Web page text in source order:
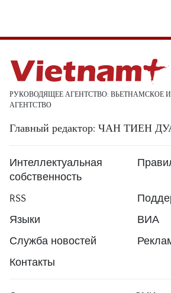
РУКОВОДЯЩЕЕ АГЕНТСТВО:
АГЕНТСТВО
Главный редактор: ЧАН ТИЕН
Интеллектуальная
собственность
RSS
Языки
ВИА
Служба новостей
Контакты